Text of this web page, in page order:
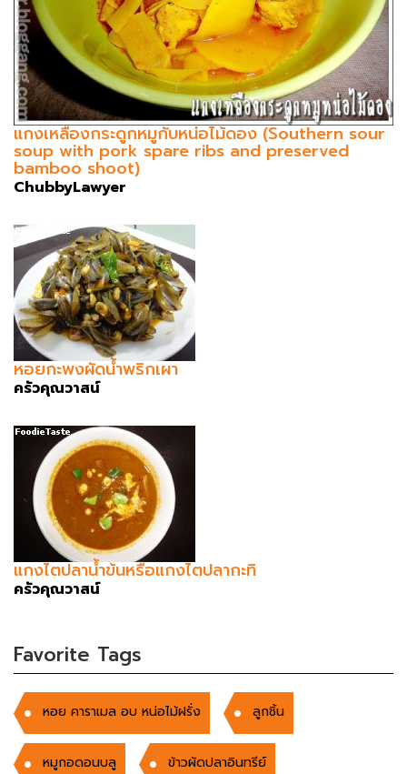
แกงเหลืองกระดูกหมูกับหน่อไม้ดอง (Southern sour
soup with pork spare ribs and preserved
bamboo shoot)
ChubbyLawyer
หอยกะพงผัดน้ำพริกเผา
ครัวคุณวาสน์
แกงไตปลาน้ำข้นหรือแกงไตปลากะทิ
ครัวคุณวาสน์
Favorite Tags
หอย คาราเมล อบ หน่อไม้ฝรั่ง ลูกชิ้น
หมูกอดอนบลู ข้าวผัดปลาอินทรีย์